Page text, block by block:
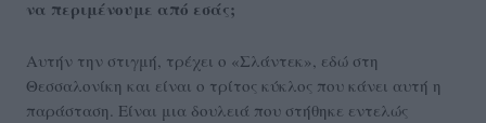
να περιμένουμε από εσάς;
Αυτήν την στιγμή, τρέχει ο «Σλάντεκ», εδώ στη
Θεσσαλονίκη και είναι ο τρίτος κύκλος που κάνει αυτή η
παράσταση. Είναι μια δουλειά που στήθηκε εντελώς